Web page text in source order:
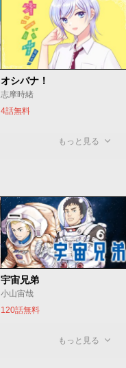
オシバナ！
志摩時緒
4話無料
もっと見る
宇宙兄弟
小山宙哉
120話無料
もっと見る